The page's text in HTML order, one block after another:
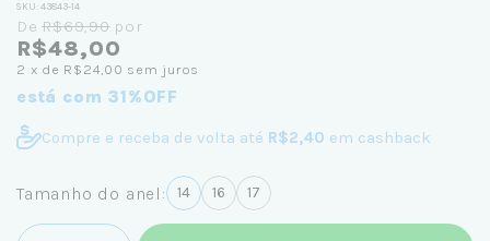
SKU: 43843-14
DeR$69,90por
R$48,00
2 x de R$24,00 sem juros
está com 31%OFF
Compre e receba de volta até R$2,40 em cashback
Tamanho do anel: 14 16 17